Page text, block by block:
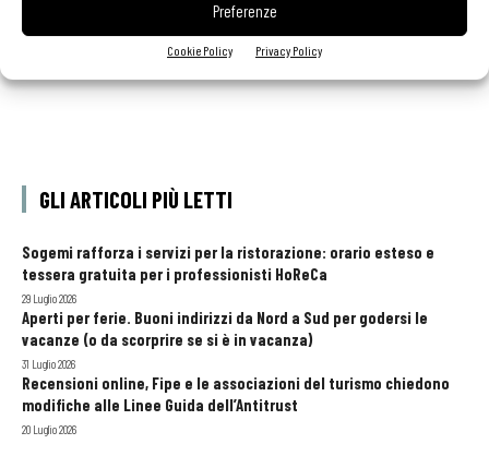
Preferenze
Cookie Policy Privacy Policy
GLI ARTICOLI PIÙ LETTI
Sogemi rafforza i servizi per la ristorazione: orario esteso e
tessera gratuita per i professionisti HoReCa
29 Luglio 2026
Aperti per ferie. Buoni indirizzi da Nord a Sud per godersi le
vacanze (o da scorprire se si è in vacanza)
31 Luglio 2026
Recensioni online, Fipe e le associazioni del turismo chiedono
modifiche alle Linee Guida dell’Antitrust
20 Luglio 2026